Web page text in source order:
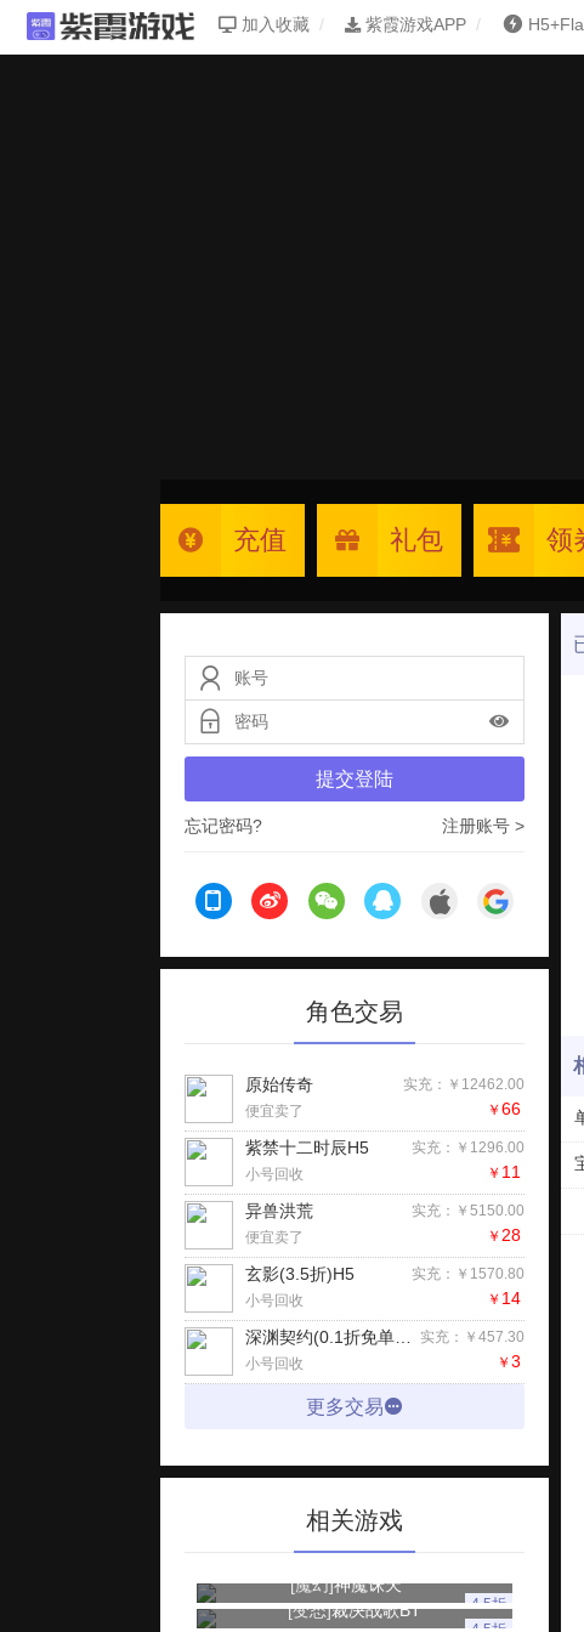
加入收藏 紫霞游戏APP
充值 礼包 领
提交登陆
忘记密码? 注册账号 >
角色交易
实充：￥12462.00
原始传奇
便宜卖了 ￥ 66
实充：￥1296.00
紫禁十二时辰H5
小号回收 ￥ 11
实充：￥5150.00
异兽洪荒
便宜卖了 ￥ 28
实充：￥1570.80
玄影(3.5折)H5
小号回收 ￥ 14
实充：￥457.30
深渊契约(0.1折免单版)H5
小号回收 ￥ 3
更多交易
相关游戏
[魔幻]神魔诛天
4.5折
[变态]裁决战歌BT